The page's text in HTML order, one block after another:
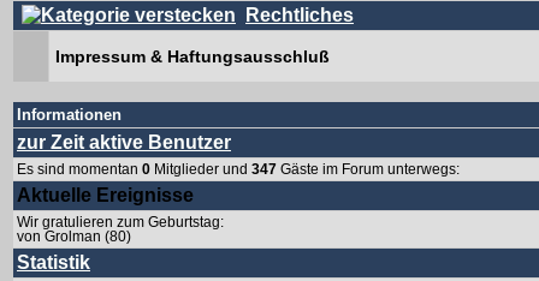
Rechtliches
Impressum & Haftungsausschluß
Informationen
zur Zeit aktive Benutzer
Es sind momentan 0 Mitglieder und 347 Gäste im Forum unterwegs:
Aktuelle Ereignisse
Wir gratulieren zum Geburtstag:
von Grolman (80)
Statistik